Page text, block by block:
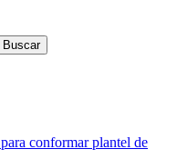
conformar plantel de